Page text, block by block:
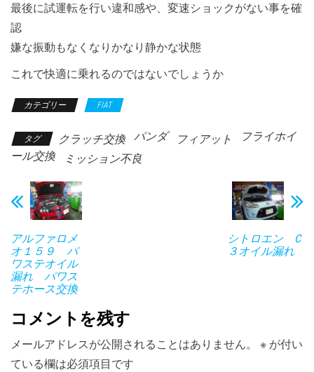
最後に試運転を行い違和感や、変速ショックがない事を確
認
嫌な振動もなくなりかなり静かな状態
これで快適に乗れるのではないでしょうか
カテゴリー FIAT
タグ クラッチ交換 パンダ フィアット
フライホイ
ール交換
ミッション不良
アルファロメ
オ１５９ パ
ワステオイル
漏れ パワス
テホース交換
シトロエン C
３オイル漏れ
コメントを残す
メールアドレスが公開されることはありません。 ※ が付い
ている欄は必須項目です